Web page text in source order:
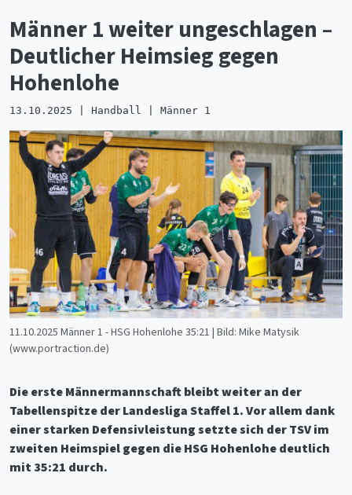
Männer 1 weiter ungeschlagen –
Deutlicher Heimsieg gegen
Hohenlohe
13.10.2025 | Handball | Männer 1
11.10.2025 Männer 1 - HSG Hohenlohe 35:21 | Bild: Mike Matysik
(www.portraction.de)
Die erste Männermannschaft bleibt weiter an der
Tabellenspitze der Landesliga Staffel 1. Vor allem dank
einer starken Defensivleistung setzte sich der TSV im
zweiten Heimspiel gegen die HSG Hohenlohe deutlich
mit 35:21 durch.